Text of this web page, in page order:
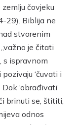
čovjeku
29). Biblija ne
stvorenim
je čitati
s ispravnom
‘čuvati i
Dok ‘obrađivati’
brinuti se, štititi,
odnos